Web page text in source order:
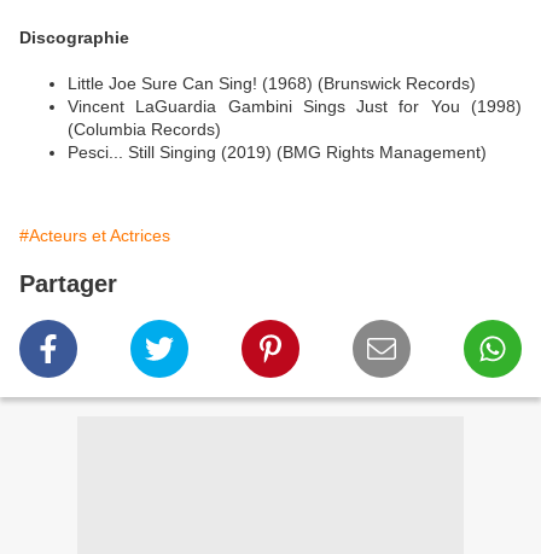
Discographie
Little Joe Sure Can Sing! (1968) (Brunswick Records)
Vincent LaGuardia Gambini Sings Just for You (1998)
(Columbia Records)
Pesci... Still Singing (2019) (BMG Rights Management)
#Acteurs et Actrices
Partager